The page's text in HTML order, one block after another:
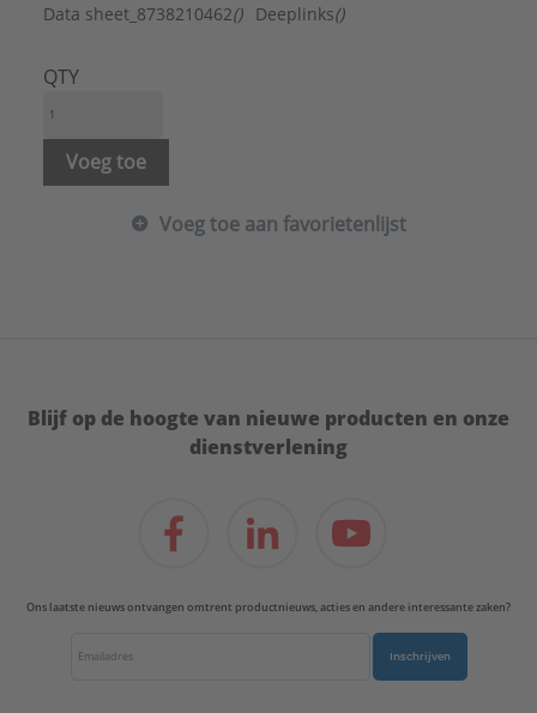
Data sheet_8738210462() Deeplinks()
QTY
Voeg toe
Voeg toe aan favorietenlijst
Blijf op de hoogte van nieuwe producten en onze
dienstverlening
Ons laatste nieuws ontvangen omtrent productnieuws, acties en andere interessante zaken?
Inschrijven